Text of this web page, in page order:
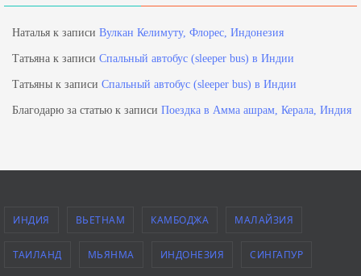
Наталья к записи Вулкан Келимуту, Флорес, Индонезия
Татьяна к записи Спальный автобус (sleeper bus) в Индии
Татьяны к записи Спальный автобус (sleeper bus) в Индии
Благодарю за статью к записи Поездка в Амма ашрам, Керала, Индия
ИНДИЯ ВЬЕТНАМ КАМБОДЖА МАЛАЙЗИЯ
ТАИЛАНД МЬЯНМА ИНДОНЕЗИЯ СИНГАПУР